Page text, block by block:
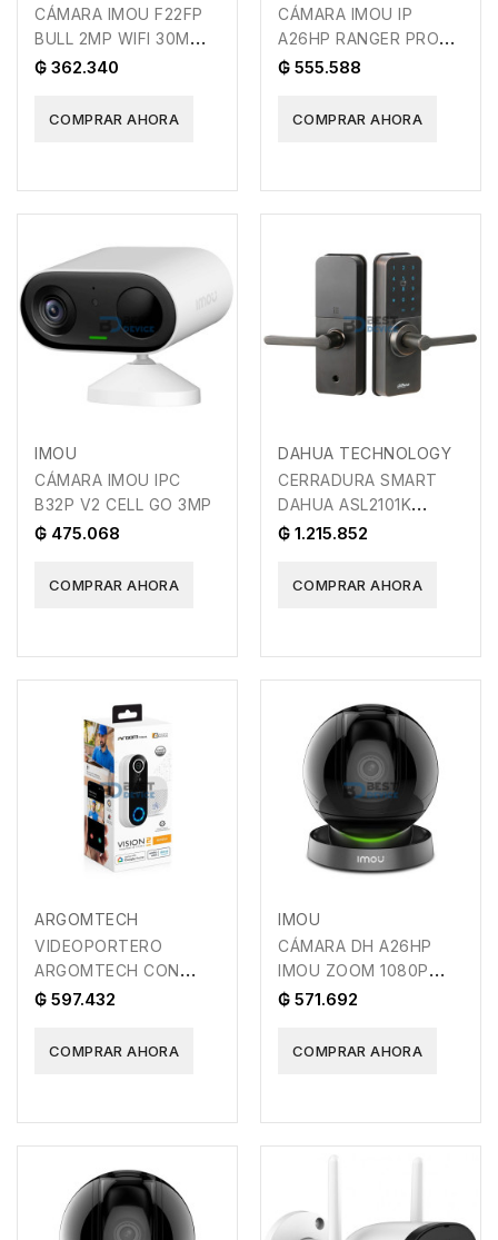
CÁMARA IMOU F22FP
BULL 2MP WIFI 30M
2.8MM
₲ 362.340
COMPRAR AHORA
CÁMARA IMOU IP
A26HP RANGER PRO
2MP WIFI 10M
₲ 555.588
COMPRAR AHORA
IMOU
CÁMARA IMOU IPC
B32P V2 CELL GO 3MP
₲ 475.068
COMPRAR AHORA
DAHUA TECHNOLOGY
CERRADURA SMART
DAHUA ASL2101K
TARJETA/CONTRASENA
₲ 1.215.852
COMPRAR AHORA
ARGOMTECH
VIDEOPORTERO
ARGOMTECH CON
TIMBRE INTELIENTE
₲ 597.432
COMPRAR AHORA
IMOU
CÁMARA DH A26HP
IMOU ZOOM 1080P
10M
₲ 571.692
COMPRAR AHORA